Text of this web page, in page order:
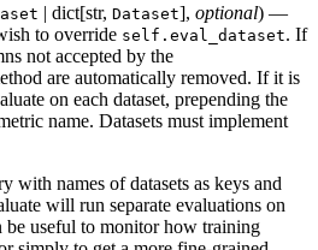
| dict[str, Dataset], optional) —
to override self.eval_dataset. If
not accepted by the
are automatically removed. If it is
on each dataset, prepending the
name. Datasets must implement
with names of datasets as keys and
will run separate evaluations on
be useful to monitor how training